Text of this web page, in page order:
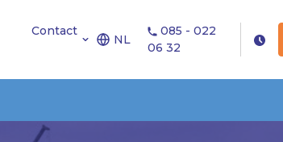
Contact
NL
085 - 022
06 32